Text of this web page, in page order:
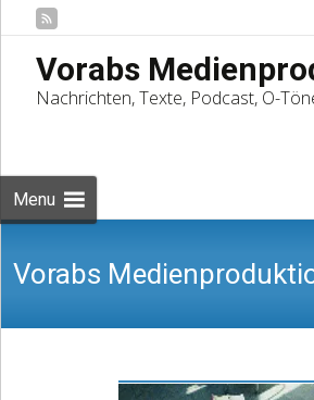
Vorabs
Nachrichten, Texte, Podcast, O-
Menu
Vorabs
Nachrichten, Texte,